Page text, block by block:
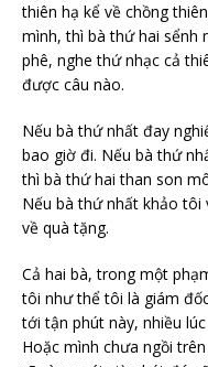
thiên hạ kể về chồng
mình, thì bà thứ hai sểnh
phê, nghe thứ nhạc cả
được câu nào.
Nếu bà thứ nhất đay
bao giờ đi. Nếu bà thứ
thì bà thứ hai than son
Nếu bà thứ nhất khảo
về quà tặng.
Cả hai bà, trong một
tôi như thể tôi là giám
tới tận phút này, nhiều
Hoặc mình chưa ngồi